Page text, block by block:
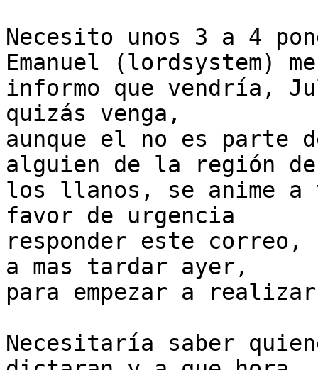
Necesito unos 3 a 4
Emanuel (lordsystem) me
informo que vendría,
quizás venga,
aunque el no es parte
alguien de la región de
los llanos, se anime a
favor de urgencia
responder este
a mas tardar ayer,
para empezar a
Necesitaría saber